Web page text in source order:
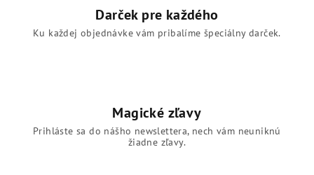
Darček pre každého
Ku každej objednávke vám pribalíme špeciálny darček.
Magické zľavy
Prihláste sa do nášho newslettera, nech vám neuniknú
žiadne zľavy.